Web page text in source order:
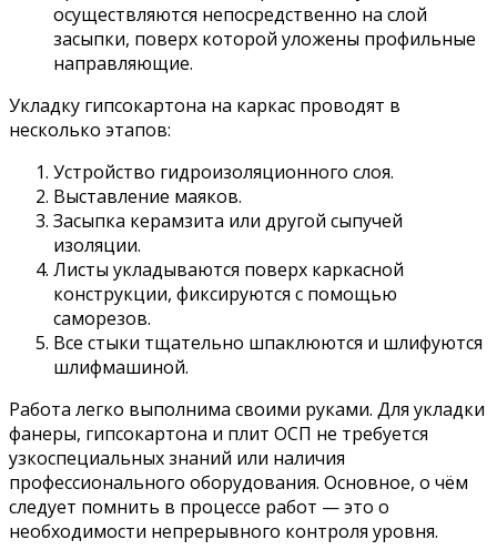
осуществляются непосредственно на слой
засыпки, поверх которой уложены профильные
направляющие.
Укладку гипсокартона на каркас проводят в
несколько этапов:
Устройство гидроизоляционного слоя.
Выставление маяков.
Засыпка керамзита или другой сыпучей
изоляции.
Листы укладываются поверх каркасной
конструкции, фиксируются с помощью
саморезов.
Все стыки тщательно шпаклюются и шлифуются
шлифмашиной.
Работа легко выполнима своими руками. Для укладки
фанеры, гипсокартона и плит ОСП не требуется
узкоспециальных знаний или наличия
профессионального оборудования. Основное, о чём
следует помнить в процессе работ — это о
необходимости непрерывного контроля уровня.